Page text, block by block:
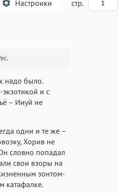
Настроики
Аа
Аа
стр.
надо было.
и с
– Ииуй не
одни и те же –
Хорив не
словно попадал
свои взоры на
зонтом-
катафалке.